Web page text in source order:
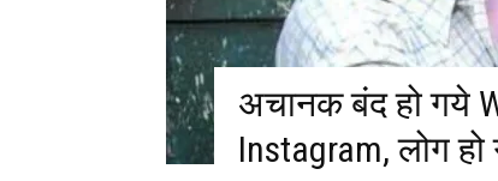
अचानक बंद हो गये
Instagram, लोग हो